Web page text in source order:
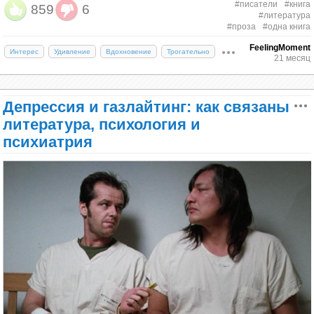
дипломатической миссии в Петербург и узнал, что
в России Тютчева почти не знают. Гагарин
последними стихотворениями и забрал несколько
Вяземскому и Василию Жуковскому.
«…Намедни я передаю Вяземскому некоторые
стихотворения, старательно разобранные и
переписанные мною; через несколько дней
невзначай захожу к нему около полуночи и застаю
его вдвоем с Жуковским за чтением ваших стихов
и вполне увлеченных поэтическим чувством, коим
дышат ваши стихи. Я был в восхищении, в
восторге, и каждое слово, каждое замечание, в
особенности Жуковского, все более убеждало
меня, что он верно понял все оттенки и всю
прелесть этой простой и глубокой мысли»
Дипломат Иван Гагарин, из переписки с Федором
Тютчевым
изнутри поразить рыбину, а затем вырезал себя из
ее чрева и спасся.
На Хоккайдо, самом северном острове Японии, где
зимы бывают суровыми и вырастают огромные
сугробы, популярна местная легенда, связанная с
топонимом Баккай — «Китовая скала». Когда
однажды на берег обрушилось разрушительное
цунами, кит-родитель Порофунбэ и его детеныш
Понфунбэ старались своими телами защитить мыс
и всю территорию вокруг него от набега волны.
Рыбины превратились в скалу в форме огромного
кита, несущего на спине китенка. Люди
поклонялись скале как китовому богу Фунбэкамуи.
Айны — народ, в древности населявший всю
Японию, а затем переселившийся на север, —
называли это место Пакаипе-по-кай-пе («Вещь,
которая носит на себе ребенка»). Название мыса
Баккай пишется иероглифами 抜海, которые
означают «Упущенное морем».
пренебрегай ими и всего более страшись
употребить оные на что-либо вредное и
бесполезное: это талант, в котором ты должен
будешь некогда дать отчет богу!.. Ты имеешь,
любезнейший сын мой, доб­рое сердце...
Благодарю тебя, бесценный друг мой, за любовь
твою ко мне и нежное твое во мне вни­мание...»
Публиковаться в литературных журналах
Лермонтов начала с 21 года. Стихотворение
«Смерть поэта» и ссылка сделали его одним из
самых популярных литераторов в России, но при
жизни он выпустил только один сборник.
Дж.Д. Сэлинджер, «Над пропастью во
ржи»
Единственный роман Сэлинджера «Над
пропастью во ржи» стал одной из важнейших
литературных сенсаций XX века, а его главный
герой Холден Колфилд — символом нового
бунтарского поколения, от хиппи до современных
молодых радикалов. Сразу после выхода книги в
1951 году писатель закрылся от внешнего мира.
Вплоть до своей смерти в 2010 году он вел
уединенный образ жизни и писал в стол.
859 6 #писатели
#книга
#литература
#проза
#одна книга
Интерес Удивление Вдохновение Трогательно
FeelingMoment
21 месяц
Депрессия и газлайтинг: как связаны
литература, психология и
психиатрия